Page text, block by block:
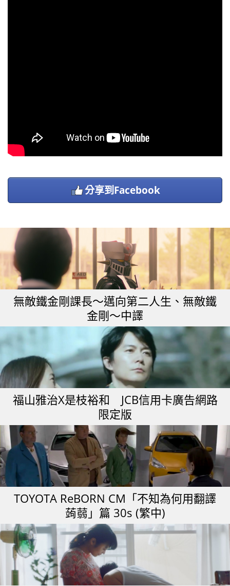
分享到Facebook
無敵鐵金剛課長～邁向第二人生、無敵鐵
金剛～中譯
福山雅治X是枝裕和 JCB信用卡廣告網路
限定版
TOYOTA ReBORN CM「不知為何用翻譯
蒟蒻」篇 30s (繁中)